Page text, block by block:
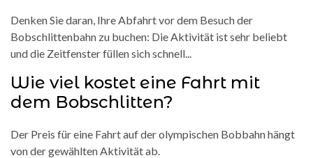
Denken Sie daran, Ihre Abfahrt vor dem Besuch der
Bobschlittenbahn zu buchen: Die Aktivität ist sehr beliebt
und die Zeitfenster füllen sich schnell...
Wie viel kostet eine Fahrt mit
dem Bobschlitten?
Der Preis für eine Fahrt auf der olympischen Bobbahn hängt
von der gewählten Aktivität ab.